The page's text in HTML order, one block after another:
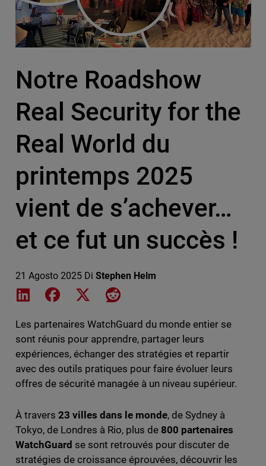
Notre Roadshow
Real Security for the
Real World du
printemps 2025
vient de s’achever…
et ce fut un succès !
21 Agosto 2025 Di Stephen Helm
Share on LinkedIn
Share on Facebook
Share on XShare on Reddit
Les partenaires WatchGuard du monde entier se
sont réunis pour apprendre, partager leurs
expériences, échanger des stratégies et repartir
avec des outils pratiques pour faire évoluer leurs
offres de sécurité managée à un niveau supérieur.
À travers 23 villes dans le monde, de Sydney à
Tokyo, de Londres à Rio, plus de 800 partenaires
WatchGuard se sont retrouvés pour discuter de
stratégies de croissance éprouvées, découvrir les